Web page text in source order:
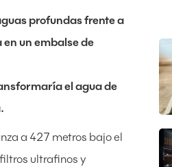
profundas frente a
un embalse de
el agua de
a 427 metros bajo el
ultrafinos y